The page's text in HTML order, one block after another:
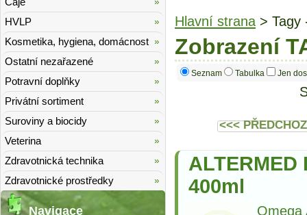
Hlavní strana >
Zobrazení
Seznam Tabulka Jen
<<<
400ml
Omega
HVLP
Kosmetika, hygiena, domácnost
Ostatní nezařazené
Potravní doplňky
Privátní sortiment
Suroviny a biocidy
Veterina
Zdravotnická technika
Zdravotnické prostředky
Navigace